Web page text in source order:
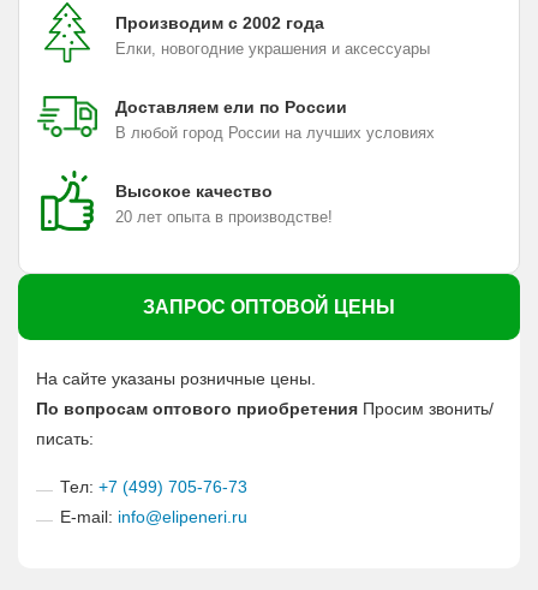
Производим с 2002 года
Елки, новогодние украшения и аксессуары
Доставляем ели по России
В любой город России на лучших условиях
Высокое качество
20 лет опыта в производстве!
ЗАПРОС ОПТОВОЙ ЦЕНЫ
На сайте указаны розничные цены.
По вопросам оптового приобретения Просим звонить/
писать:
Тел: +7 (499) 705-76-73
E-mail: info@elipeneri.ru